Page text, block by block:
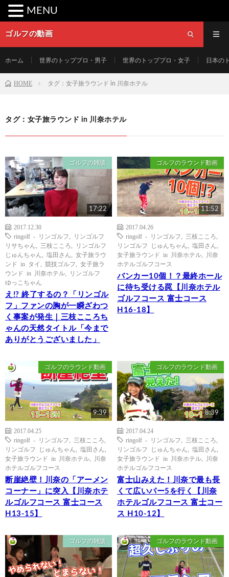
ゴルフの動画
ホーム 世界のトッププロ・男子 世界のトッププロ・女子 日本の
HOME タグ：女子旅ラウンド in 川奈ホテル
タグ：女子旅ラウンド in 川奈ホテル
ゴルフの雑談
17:22
2017.12.30
ringolf - リンゴルフ
リンゴルフ
リサちゃん
三枝こころ
リンゴルフ
じゅんちゃん
塩田さん
女子旅ラウ
ンド in タイ
競技ゴルフ
女子旅ラ
ウンド in 川奈ホテル
リンゴルフ
ゆっこちゃん
え!? 終了するの？「リンゴル
フ」ファンの胸が一瞬ざわつ
く事案が発生｜三枝こころち
ゃんの天然タイトル「今まで
ありがとうございました」
ゴルフのラウンド動画
11:52
2017.04.26
ringolf - リンゴルフ
三枝こころ
リンゴルフ じゅんちゃん
塩田さん
女子旅ラウンド in 川奈ホテル
川奈
ホテルゴルフコース
バンカー10個！？最終ホール
に待ち受ける罠【川奈ホテル
ゴルフコース 富士コース
H16-18】
ゴルフのラウンド動画
9:39
2017.04.25
ringolf - リンゴルフ
三枝こころ
リンゴルフ じゅんちゃん
塩田さん
女子旅ラウンド in 川奈ホテル
川奈
ホテルゴルフコース
断崖絶壁！川奈の「アーメン
コーナー」に突入【川奈ホテ
ルゴルフコース 富士コース
H13-15】
ゴルフのラウンド動画
8:39
2017.04.24
ringolf - リンゴルフ
三枝こころ
リンゴルフ じゅんちゃん
塩田さん
女子旅ラウンド in 川奈ホテル
川奈
ホテルゴルフコース
富士山みえた！川奈で最も長
くて広いパー5を行く【川奈
ホテルゴルフコース 富士コー
ス H10-12】
ゴルフの雑談 ゴルフのラウンド動画
MENU